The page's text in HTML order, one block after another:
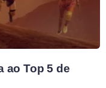
ao Top 5 de